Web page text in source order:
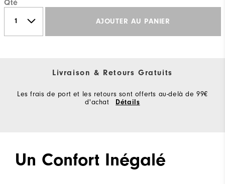
Qté
AJOUTER AU PANIER
Livraison & Retours Gratuits
Les frais de port et les retours sont offerts au-delà de 99€
d'achat
Détails
Un Confort Inégalé